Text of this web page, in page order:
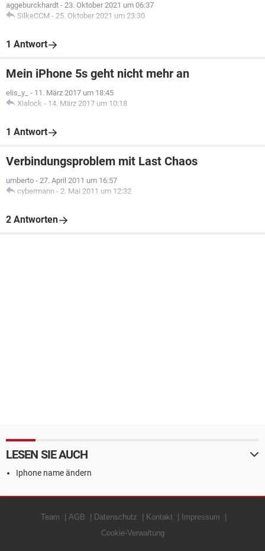
aggeburckhardt - 23. Oktober 2021 um 06:37
SilkeCCM - 25. Oktober 2021 um 23:30
1 Antwort
Mein iPhone 5s geht nicht mehr an
elis_y_ - 11. März 2017 um 18:45
Xialock - 14. März 2017 um 10:18
1 Antwort
Verbindungsproblem mit Last Chaos
umberto - 27. April 2011 um 16:57
cybermann - 2. Mai 2011 um 12:32
2 Antworten
LESEN SIE AUCH
Iphone name ändern
Team AGB Datenschutz Kontakt
Impressum
Cookie-Verwaltung